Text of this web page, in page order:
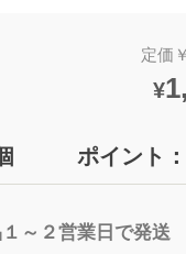
定価
¥
ポイント：
～２営業日で発送